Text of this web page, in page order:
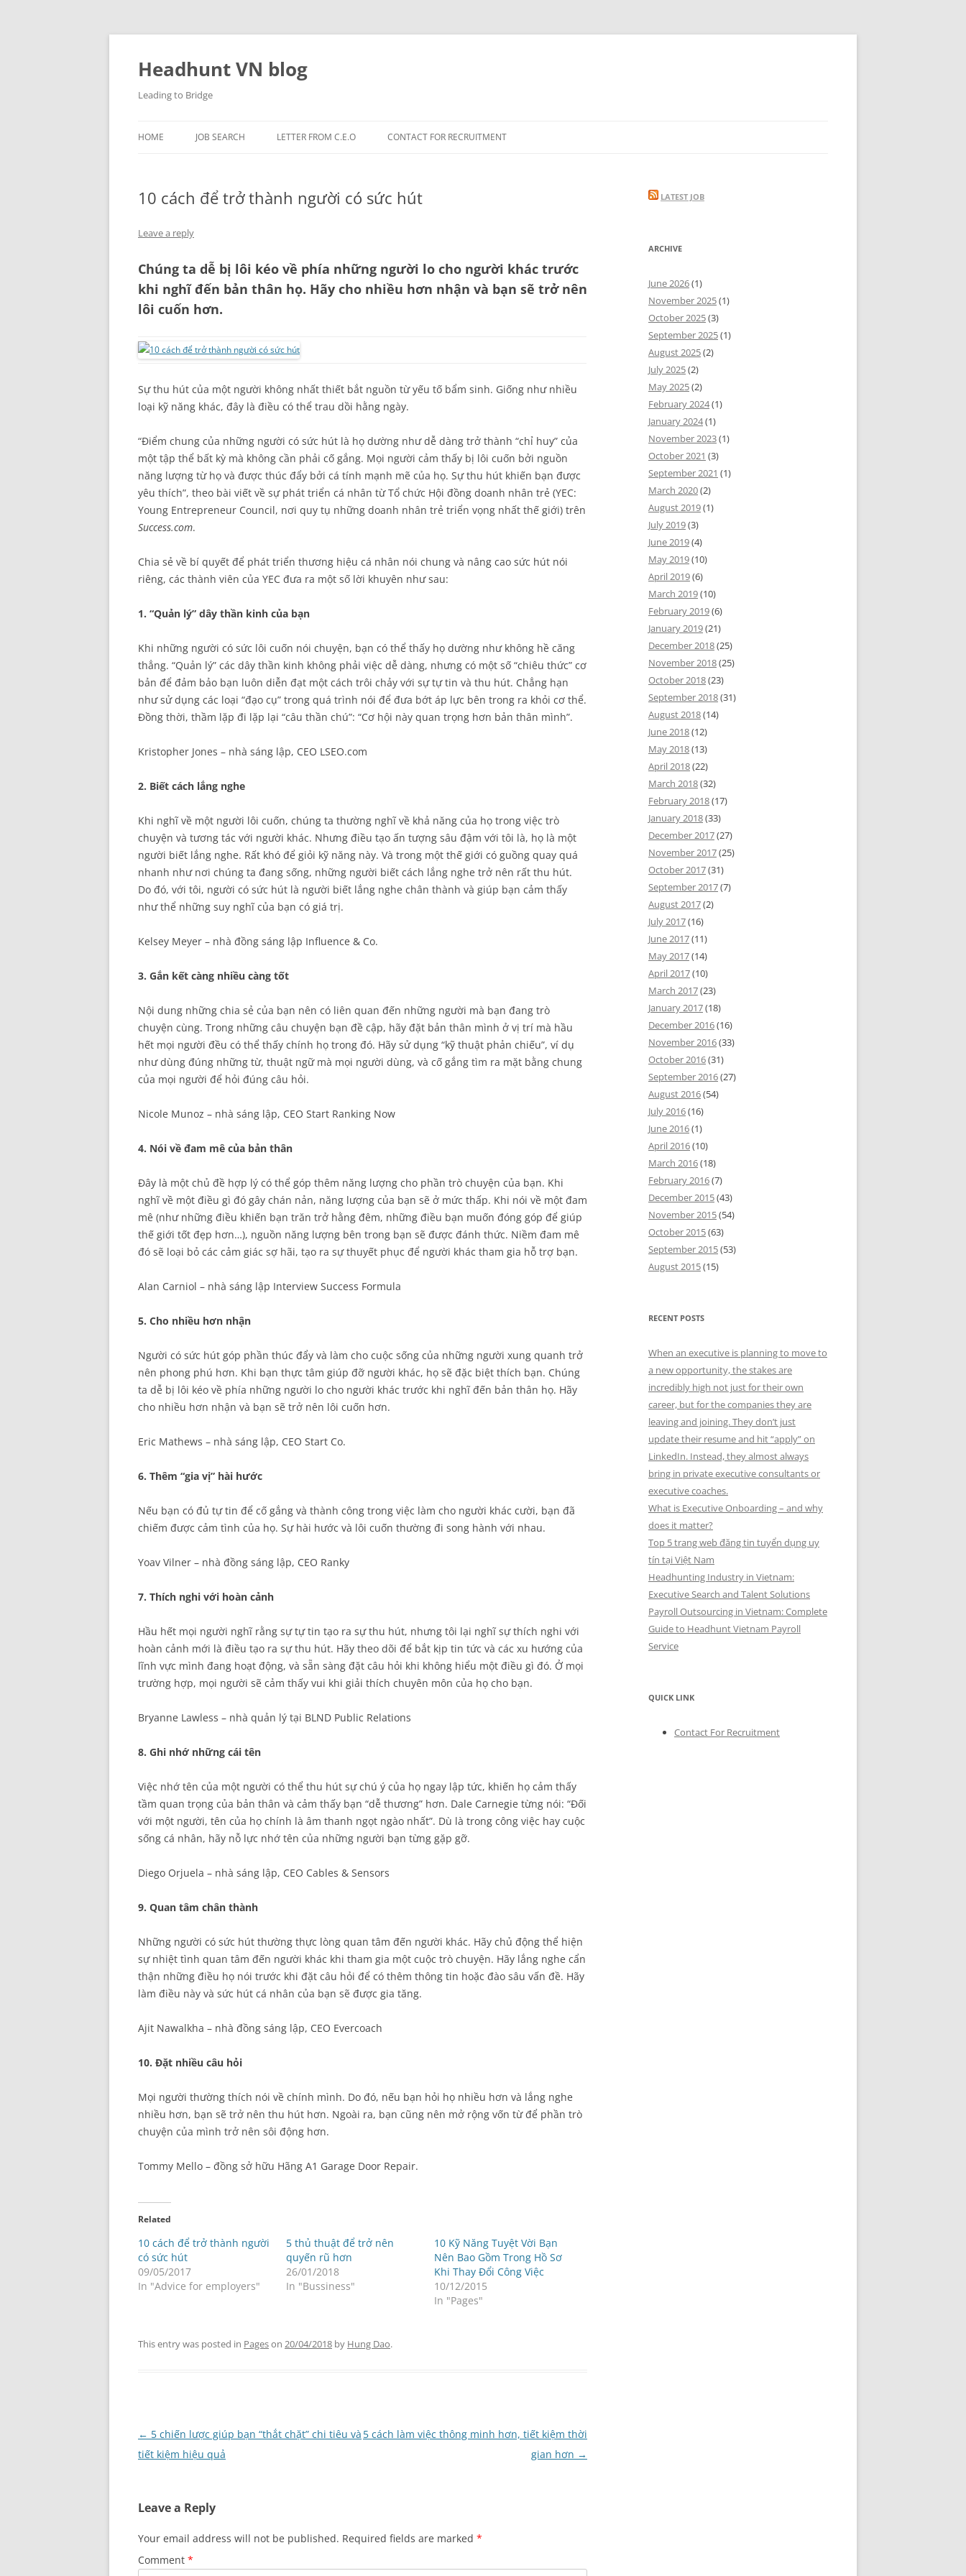
Skip
Headhunt VN blog
Leading to Bridge
HOME JOB SEARCH LETTER FROM C.E.O CONTACT FOR RECRUITMENT
10 cách để trở thành người có sức hút
Leave a reply
Chúng ta dễ bị lôi kéo về phía những người lo cho người khác trước
khi nghĩ đến bản thân họ. Hãy cho nhiều hơn nhận và bạn sẽ trở nên
lôi cuốn hơn.
Sự thu hút của một người không nhất thiết bắt nguồn từ yếu tố bẩm sinh. Giống như nhiều
loại kỹ năng khác, đây là điều có thể trau dồi hằng ngày.
“Điểm chung của những người có sức hút là họ dường như dễ dàng trở thành “chỉ huy” của
một tập thể bất kỳ mà không cần phải cố gắng. Mọi người cảm thấy bị lôi cuốn bởi nguồn
năng lượng từ họ và được thúc đẩy bởi cá tính mạnh mẽ của họ. Sự thu hút khiến bạn được
yêu thích”, theo bài viết về sự phát triển cá nhân từ Tổ chức Hội đồng doanh nhân trẻ (YEC:
Young Entrepreneur Council, nơi quy tụ những doanh nhân trẻ triển vọng nhất thế giới) trên
Success.com.
Chia sẻ về bí quyết để phát triển thương hiệu cá nhân nói chung và nâng cao sức hút nói
riêng, các thành viên của YEC đưa ra một số lời khuyên như sau:
1. “Quản lý” dây thần kinh của bạn
Khi những người có sức lôi cuốn nói chuyện, bạn có thể thấy họ dường như không hề căng
thẳng. “Quản lý” các dây thần kinh không phải việc dễ dàng, nhưng có một số “chiêu thức” cơ
bản để đảm bảo bạn luôn diễn đạt một cách trôi chảy với sự tự tin và thu hút. Chẳng hạn
như sử dụng các loại “đạo cụ” trong quá trình nói để đưa bớt áp lực bên trong ra khỏi cơ thể.
Đồng thời, thầm lặp đi lặp lại “câu thần chú”: “Cơ hội này quan trọng hơn bản thân mình”.
Kristopher Jones – nhà sáng lập, CEO LSEO.com
2. Biết cách lắng nghe
Khi nghĩ về một người lôi cuốn, chúng ta thường nghĩ về khả năng của họ trong việc trò
chuyện và tương tác với người khác. Nhưng điều tạo ấn tượng sâu đậm với tôi là, họ là một
người biết lắng nghe. Rất khó để giỏi kỹ năng này. Và trong một thế giới có guồng quay quá
nhanh như nơi chúng ta đang sống, những người biết cách lắng nghe trở nên rất thu hút.
Do đó, với tôi, người có sức hút là người biết lắng nghe chân thành và giúp bạn cảm thấy
như thể những suy nghĩ của bạn có giá trị.
Kelsey Meyer – nhà đồng sáng lập Influence & Co.
3. Gắn kết càng nhiều càng tốt
Nội dung những chia sẻ của bạn nên có liên quan đến những người mà bạn đang trò
chuyện cùng. Trong những câu chuyện bạn đề cập, hãy đặt bản thân mình ở vị trí mà hầu
hết mọi người đều có thể thấy chính họ trong đó. Hãy sử dụng “kỹ thuật phản chiếu”, ví dụ
như dùng đúng những từ, thuật ngữ mà mọi người dùng, và cố gắng tìm ra mặt bằng chung
của mọi người để hỏi đúng câu hỏi.
Nicole Munoz – nhà sáng lập, CEO Start Ranking Now
4. Nói về đam mê của bản thân
Đây là một chủ đề hợp lý có thể góp thêm năng lượng cho phần trò chuyện của bạn. Khi
nghĩ về một điều gì đó gây chán nản, năng lượng của bạn sẽ ở mức thấp. Khi nói về một đam
mê (như những điều khiến bạn trăn trở hằng đêm, những điều bạn muốn đóng góp để giúp
thế giới tốt đẹp hơn…), nguồn năng lượng bên trong bạn sẽ được đánh thức. Niềm đam mê
đó sẽ loại bỏ các cảm giác sợ hãi, tạo ra sự thuyết phục để người khác tham gia hỗ trợ bạn.
Alan Carniol – nhà sáng lập Interview Success Formula
5. Cho nhiều hơn nhận
Người có sức hút góp phần thúc đẩy và làm cho cuộc sống của những người xung quanh trở
nên phong phú hơn. Khi bạn thực tâm giúp đỡ người khác, họ sẽ đặc biệt thích bạn. Chúng
ta dễ bị lôi kéo về phía những người lo cho người khác trước khi nghĩ đến bản thân họ. Hãy
cho nhiều hơn nhận và bạn sẽ trở nên lôi cuốn hơn.
Eric Mathews – nhà sáng lập, CEO Start Co.
6. Thêm “gia vị” hài hước
Nếu bạn có đủ tự tin để cố gắng và thành công trong việc làm cho người khác cười, bạn đã
chiếm được cảm tình của họ. Sự hài hước và lôi cuốn thường đi song hành với nhau.
Yoav Vilner – nhà đồng sáng lập, CEO Ranky
7. Thích nghi với hoàn cảnh
Hầu hết mọi người nghĩ rằng sự tự tin tạo ra sự thu hút, nhưng tôi lại nghĩ sự thích nghi với
hoàn cảnh mới là điều tạo ra sự thu hút. Hãy theo dõi để bắt kịp tin tức và các xu hướng của
lĩnh vực mình đang hoạt động, và sẵn sàng đặt câu hỏi khi không hiểu một điều gì đó. Ở mọi
trường hợp, mọi người sẽ cảm thấy vui khi giải thích chuyên môn của họ cho bạn.
Bryanne Lawless – nhà quản lý tại BLND Public Relations
8. Ghi nhớ những cái tên
Việc nhớ tên của một người có thể thu hút sự chú ý của họ ngay lập tức, khiến họ cảm thấy
tầm quan trọng của bản thân và cảm thấy bạn “dễ thương” hơn. Dale Carnegie từng nói: “Đối
với một người, tên của họ chính là âm thanh ngọt ngào nhất”. Dù là trong công việc hay cuộc
sống cá nhân, hãy nỗ lực nhớ tên của những người bạn từng gặp gỡ.
Diego Orjuela – nhà sáng lập, CEO Cables & Sensors
9. Quan tâm chân thành
Những người có sức hút thường thực lòng quan tâm đến người khác. Hãy chủ động thể hiện
sự nhiệt tình quan tâm đến người khác khi tham gia một cuộc trò chuyện. Hãy lắng nghe cẩn
thận những điều họ nói trước khi đặt câu hỏi để có thêm thông tin hoặc đào sâu vấn đề. Hãy
làm điều này và sức hút cá nhân của bạn sẽ được gia tăng.
Ajit Nawalkha – nhà đồng sáng lập, CEO Evercoach
10. Đặt nhiều câu hỏi
Mọi người thường thích nói về chính mình. Do đó, nếu bạn hỏi họ nhiều hơn và lắng nghe
nhiều hơn, bạn sẽ trở nên thu hút hơn. Ngoài ra, bạn cũng nên mở rộng vốn từ để phần trò
chuyện của mình trở nên sôi động hơn.
Tommy Mello – đồng sở hữu Hãng A1 Garage Door Repair.
Related
10 cách để trở thành người
có sức hút
09/05/2017
In "Advice for employers"
5 thủ thuật để trở nên
quyến rũ hơn
26/01/2018
In "Bussiness"
10 Kỹ Năng Tuyệt Vời Bạn
Nên Bao Gồm Trong Hồ Sơ
Khi Thay Đổi Công Việc
10/12/2015
In "Pages"
This entry was posted in Pageson 20/04/2018 by Hung Dao.
Post
navigation
← 5 chiến lược giúp bạn “thắt chặt” chi tiêu và
tiết kiệm hiệu quả
5 cách làm việc thông minh hơn, tiết kiệm thời
gian hơn →
Leave a Reply
Your email address will not be published. Required fields are marked *
Comment *
LATEST JOB
ARCHIVE
June 2026(1)
November 2025(1)
October 2025(3)
September 2025(1)
August 2025(2)
July 2025(2)
May 2025(2)
February 2024(1)
January 2024(1)
November 2023(1)
October 2021 (3)
September 2021 (1)
March 2020(2)
August 2019(1)
July 2019(3)
June 2019(4)
May 2019(10)
April 2019(6)
March 2019(10)
February 2019(6)
January 2019(21)
December 2018(25)
November 2018(25)
October 2018(23)
September 2018(31)
August 2018(14)
June 2018(12)
May 2018(13)
April 2018(22)
March 2018(32)
February 2018(17)
January 2018(33)
December 2017(27)
November 2017(25)
October 2017(31)
September 2017(7)
August 2017(2)
July 2017(16)
June 2017(11)
May 2017(14)
April 2017(10)
March 2017(23)
January 2017(18)
December 2016(16)
November 2016(33)
October 2016(31)
September 2016(27)
August 2016(54)
July 2016(16)
June 2016(1)
April 2016(10)
March 2016(18)
February 2016(7)
December 2015(43)
November 2015(54)
October 2015(63)
September 2015(53)
August 2015(15)
RECENT POSTS
When an executive is planning to move to
a new opportunity, the stakes are
incredibly high not just for their own
career, but for the companies they are
leaving and joining. They don’t just
update their resume and hit “apply” on
LinkedIn. Instead, they almost always
bring in private executive consultants or
executive coaches.
What is Executive Onboarding – and why
does it matter?
Top 5 trang web đăng tin tuyển dụng uy
tín tại Việt Nam
Headhunting Industry in Vietnam:
Executive Search and Talent Solutions
Payroll Outsourcing in Vietnam: Complete
Guide to Headhunt Vietnam Payroll
Service
QUICK LINK
Contact For Recruitment